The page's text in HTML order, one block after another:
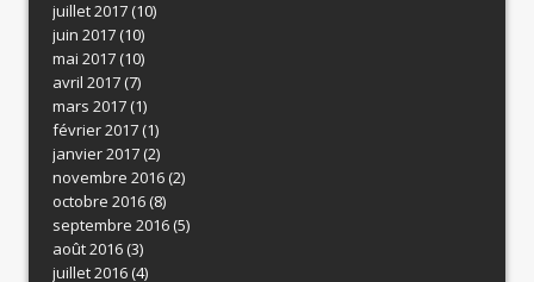
juillet 2017(10)
juin 2017(10)
mai 2017(10)
avril 2017(7)
mars 2017(1)
février 2017(1)
janvier 2017(2)
novembre 2016(2)
octobre 2016(8)
septembre 2016(5)
août 2016(3)
juillet 2016(4)